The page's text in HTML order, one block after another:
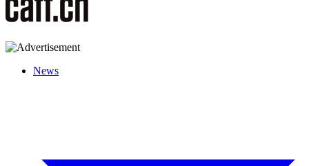
News